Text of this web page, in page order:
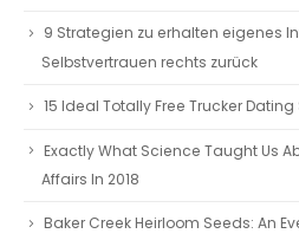
9 Strategien zu erhalten eigenes
Selbstvertrauen rechts zurück
15 Ideal Totally Free Trucker
Exactly What Science Taught Us
Affairs In 2018
Baker Creek Heirloom Seeds: An